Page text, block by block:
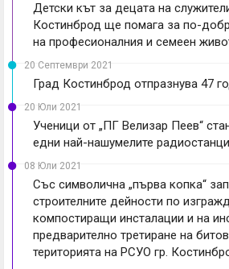
Детски кът за децата на
Костинброд ще помага за по-
на професионалния и семеен
20 Септември 2021
Град Костинброд отпразнува 47
20 Юли 2021
Ученици от „ПГ Велизар Пеев“
едни най-нашумелите
08 Юли 2021
Със символична „първа копка“
строителните дейности по
компостиращи инсталации и на
предварително третиране на
територията на РСУО гр.